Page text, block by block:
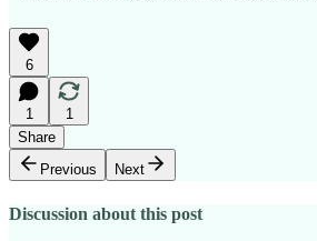
6
1
1
Share
Previous
Next
Discussion about this post